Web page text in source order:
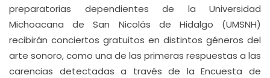
preparatorias dependientes de la Universidad
Michoacana de San Nicolás de Hidalgo (UMSNH)
recibirán conciertos gratuitos en distintos géneros del
arte sonoro, como una de las primeras respuestas a las
carencias detectadas a través de la Encuesta de